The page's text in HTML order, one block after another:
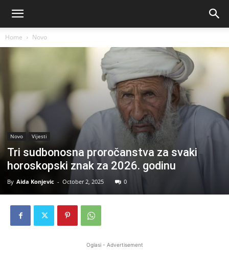
Home Novo
Novo Vijesti
Tri sudbonosna proročanstva za svaki
horoskopski znak za 2026. godinu
By Aida Konjevic - October 2, 2025 0
Oglasi - Advertisement